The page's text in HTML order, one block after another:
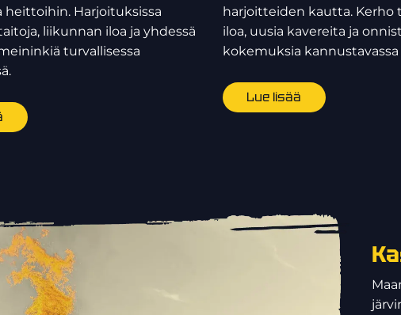
heittoihin. Harjoituksissa
liikunnan iloa ja yhdessä
turvallisessa
harjoitteiden kautta. Kerho
iloa, uusia kavereita ja
kokemuksia kannustavassa
Lue lisää